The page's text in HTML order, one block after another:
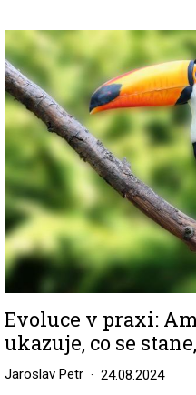
Image
Evoluce v praxi:
ukazuje, co se
Jaroslav Petr 24.08.2024